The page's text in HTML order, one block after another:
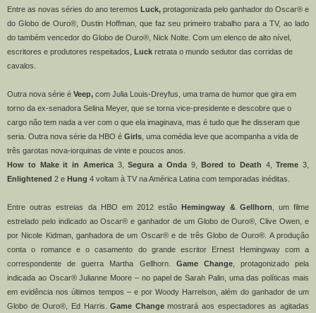
Entre as novas séries do ano teremos Luck, protagonizada pelo ganhador do Oscar® e
do Globo de Ouro®, Dustin Hoffman, que faz seu primeiro trabalho para a TV, ao lado
do também vencedor do Globo de Ouro®, Nick Nolte. Com um elenco de alto nível,
escritores e produtores respeitados, Luck retrata o mundo sedutor das corridas de
cavalos.
Outra nova série é Veep, com Julia Louis-Dreyfus, uma trama de humor que gira em
torno da ex-senadora Selina Meyer, que se torna vice-presidente e descobre que o
cargo não tem nada a ver com o que ela imaginava, mas é tudo que lhe disseram que
seria. Outra nova série da HBO é Girls , uma comédia leve que acompanha a vida de
três garotas nova-iorquinas de vinte e poucos anos.
How to Make it in America 3,Segura a Onda 9,Bored to Death 4,Treme 3,
Enlightened 2 e Hung 4 voltam à TV na América Latina com temporadas inéditas.
Entre outras estreias da HBO em 2012 estãoHemingway & Gellhorn , um filme
estrelado pelo indicado ao Oscar® e ganhador de um Globo de Ouro®, Clive Owen, e
por Nicole Kidman, ganhadora de um Oscar® e de três Globo de Ouro®. A produção
conta o romance e o casamento do grande escritor Ernest Hemingway com a
correspondente de guerra Martha Gellhorn. Game Change, protagonizado pela
indicada ao Oscar® Julianne Moore – no papel de Sarah Palin, uma das políticas mais
em evidência nos últimos tempos – e por Woody Harrelson, além do ganhador de um
Globo de Ouro®, Ed Harris.Game Changemostrará aos espectadores as agitadas